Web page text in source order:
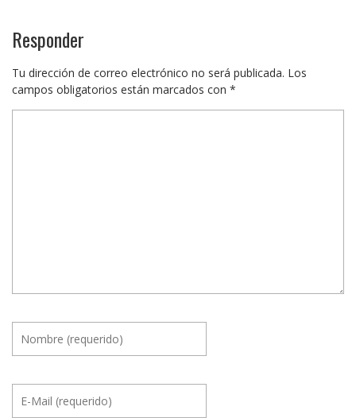
Responder
Tu dirección de correo electrónico no será publicada. Los
campos obligatorios están marcados con *